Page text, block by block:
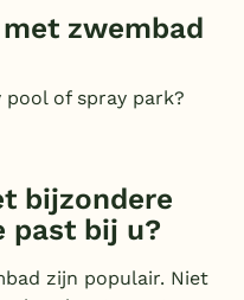
zwembad
of spray park?
bijzondere
past bij u?
zijn populair. Niet